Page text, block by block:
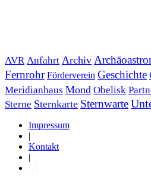
AVR Anfahrt Archiv
Fernrohr Förderverein Geschichte
Meridianhaus Mond Obelisk
Sterne Sternkarte Sternwarte
Impressum
|
Kontakt
|